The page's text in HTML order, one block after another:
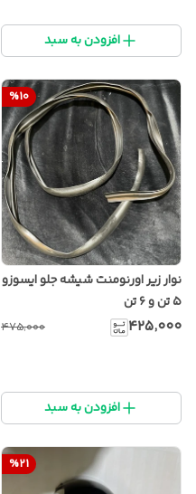
افزودن به سبد
%10
نوار زیر اورنومنت شیشه جلو ایسوزو
۵ تن و ۶ تن
۴۲۵٬۰۰۰ ۴۷۵٬۰۰۰
افزودن به سبد
%21